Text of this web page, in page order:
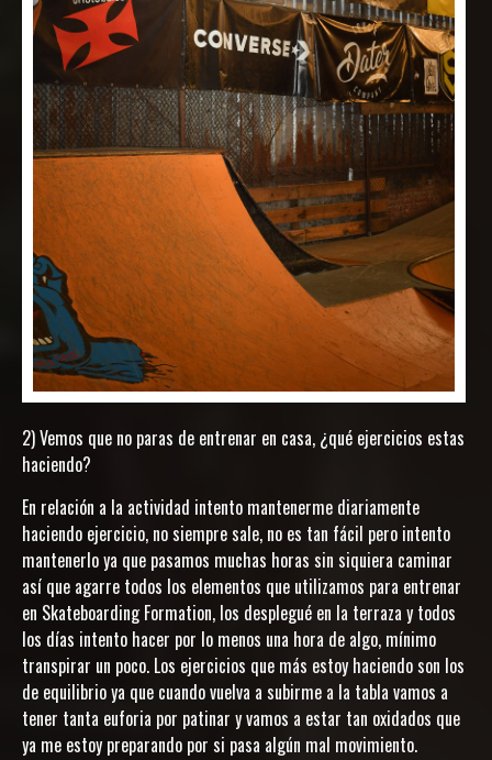
2) Vemos que no paras de entrenar en casa, ¿qué ejercicios estas
haciendo?
En relación a la actividad intento mantenerme diariamente
haciendo ejercicio, no siempre sale, no es tan fácil pero intento
mantenerlo ya que pasamos muchas horas sin siquiera caminar
así que agarre todos los elementos que utilizamos para entrenar
en Skateboarding Formation, los desplegué en la terraza y todos
los días intento hacer por lo menos una hora de algo, mínimo
transpirar un poco. Los ejercicios que más estoy haciendo son los
de equilibrio ya que cuando vuelva a subirme a la tabla vamos a
tener tanta euforia por patinar y vamos a estar tan oxidados que
ya me estoy preparando por si pasa algún mal movimiento.